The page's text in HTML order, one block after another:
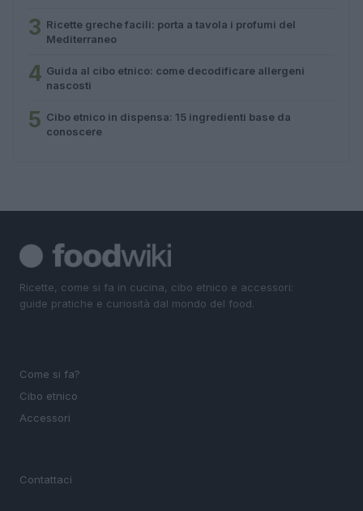
3 Ricette greche facili: porta a tavola i profumi del
Mediterraneo
4 Guida al cibo etnico: come decodificare allergeni
nascosti
5 Cibo etnico in dispensa: 15 ingredienti base da
conoscere
Ricette, come si fa in cucina, cibo etnico e accessori:
guide pratiche e curiosità dal mondo del food.
Come si fa?
Cibo etnico
Accessori
Contattaci